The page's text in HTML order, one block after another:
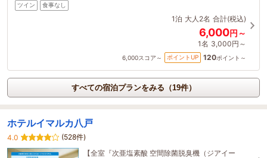
ツイン 食事なし
1泊 大人2名 合計(税込)
6,000円～
1名 3,000円～
6,000スコア～ ポイントUP 120ポイント～
すべての宿泊プランをみる（19件）
ホテルイマルカ八戸
4.0
(528件)
【全室『次亜塩素酸 空間除菌脱臭機（ジアイー